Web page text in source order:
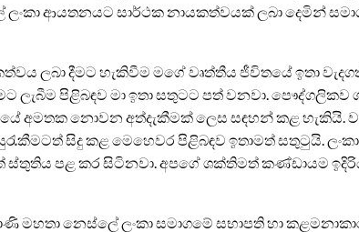
ආයතනයට සාර්ථක නායකත්වයක් ලබා දෙමින්
ලබා දීමට හැකිවීම මගේ වෘත්තීය ජීවිතයේ ඉතා
පිළිබඳව මා ඉතා සතුටට පත් වනවා. පෞද්ගලිකව
අමතක නොවන අත්දැකීමක් ලෙස සඳහන් කළ හැකියි.
සිදු කළ මෙහෙවර පිළිබඳව ඉතාමත් සතුටුයි.
පළ කර සිටිනවා. අපගේ ශක්තිමත් කණ්ඩායම
මහතා නෙස්ලේ ලංකා සමාගමේ සභාපති හා